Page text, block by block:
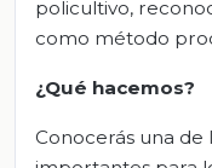
policultivo,
como método
¿Qué hacemos?
Conocerás una de